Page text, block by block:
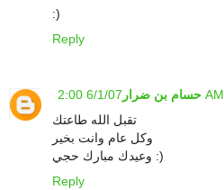
:)
Reply
حسام بن ضرار 6/1/07 2:00 AM
تقبل الله طاعتك
وكل عام وانت بخير
وعيدك مبارك حجي :)
Reply